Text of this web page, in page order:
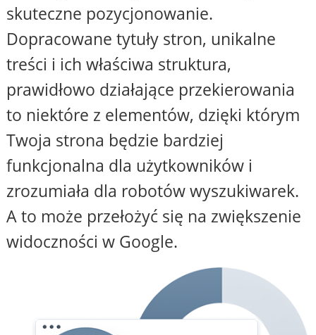
skuteczne pozycjonowanie.
Dopracowane tytuły stron, unikalne
treści i ich właściwa struktura,
prawidłowo działające przekierowania
to niektóre z elementów, dzięki którym
Twoja strona będzie bardziej
funkcjonalna dla użytkowników i
zrozumiała dla robotów wyszukiwarek.
A to może przełożyć się na zwiększenie
widoczności w Google.